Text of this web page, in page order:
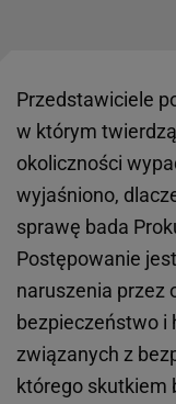
Przedstawiciele
w którym
okoliczności
wyjaśniono,
sprawę bada
Postępowanie
naruszenia przez
bezpieczeństwo i
związanych z
którego skutkiem